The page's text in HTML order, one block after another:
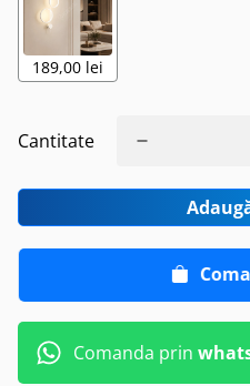
189,00 lei
Cantitate
Comanda prin